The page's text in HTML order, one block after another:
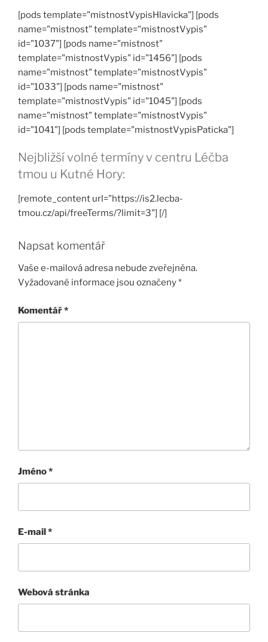
[pods template="mistnostVypisHlavicka"] [pods
name="mistnost" template="mistnostVypis"
id="1037"] [pods name="mistnost"
template="mistnostVypis" id="1456"] [pods
name="mistnost" template="mistnostVypis"
id="1033"] [pods name="mistnost"
template="mistnostVypis" id="1045"] [pods
name="mistnost" template="mistnostVypis"
id="1041"] [pods template="mistnostVypisPaticka"]
Nejbližší volné termíny v centru Léčba
tmou u Kutné Hory:
[remote_content url="https://is2.lecba-
tmou.cz/api/freeTerms/?limit=3"] [/]
Napsat komentář
Vaše e-mailová adresa nebude zveřejněna.
Vyžadované informace jsou označeny*
Komentář*
Jméno*
E-mail*
Webová stránka